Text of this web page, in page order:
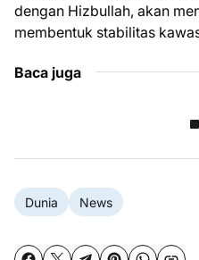
dengan Hizbullah, akan
membentuk stabilitas
Baca juga
Dunia News